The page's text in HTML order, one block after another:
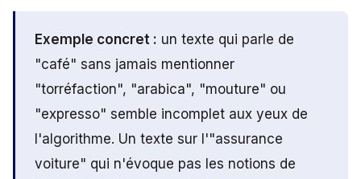
Exemple concret : un texte qui parle de
"café" sans jamais mentionner
"torréfaction", "arabica", "mouture" ou
"expresso" semble incomplet aux yeux de
l'algorithme. Un texte sur l'"assurance
voiture" qui n'évoque pas les notions de